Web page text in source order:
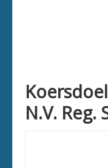
N.V. Reg.